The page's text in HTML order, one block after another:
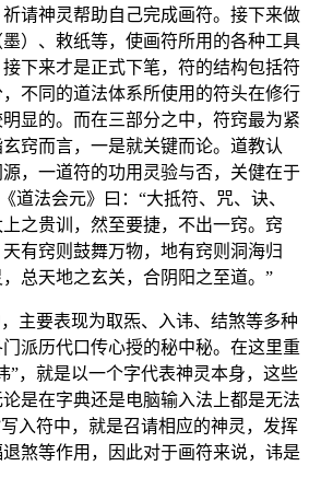
请神灵帮助自己完成画符。接下来做
）、敕纸等，使画符所用的各种工具
下来才是正式下笔，符的结构包括符
不同的道法体系所使用的符头在修行
显的。而在三部分之中，符窍最为紧
窍而言，一是就关键而论。道教认
，一道符的功用灵验与否，关健在于
道法会元》曰：“大抵符、咒、诀、
之贵训，然至要捷，不出一窍。窍
有窍则鼓舞万物，地有窍则洞海归
总天地之玄关，合阴阳之至道。”
主要表现为取炁、入讳、结煞等多种
派历代口传心授的秘中秘。在这里重
”，就是以一个字代表神灵本身，这些
是在字典还是电脑输入法上都是无法
入符中，就是召请相应的神灵，发挥
煞等作用，因此对于画符来说，讳是